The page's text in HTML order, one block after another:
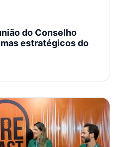
do Conselho
estratégicos do